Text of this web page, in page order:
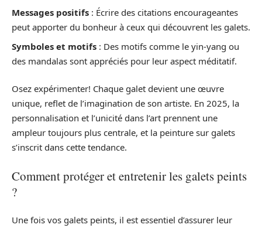
Messages positifs : Écrire des citations encourageantes
peut apporter du bonheur à ceux qui découvrent les galets.
Symboles et motifs : Des motifs comme le yin-yang ou
des mandalas sont appréciés pour leur aspect méditatif.
Osez expérimenter! Chaque galet devient une œuvre
unique, reflet de l’imagination de son artiste. En 2025, la
personnalisation et l’unicité dans l’art prennent une
ampleur toujours plus centrale, et la peinture sur galets
s’inscrit dans cette tendance.
Comment protéger et entretenir les galets peints
?
Une fois vos galets peints, il est essentiel d’assurer leur